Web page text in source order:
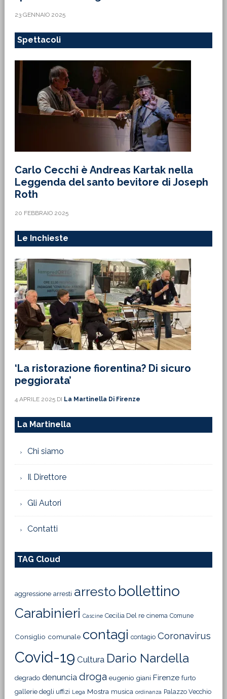
23 GENNAIO 2025
Spettacoli
Carlo Cecchi è Andreas Kartak nella
Leggenda del santo bevitore di Joseph
Roth
20 FEBBRAIO 2025
Le Inchieste
‘La ristorazione fiorentina? Di sicuro
peggiorata’
4 APRILE 2025DI La Martinella Di Firenze
La Martinella
Chi siamo
Il Direttore
Gli Autori
Contatti
TAG Cloud
aggressione arresti arresto bollettino
Carabinieri Cascine Cecilia Del re cinema Comune
Consiglio comunale contagi contagio Coronavirus
Covid-19 Cultura Dario Nardella
degrado denuncia droga eugenio giani Firenze furto
gallerie degli uffizi Lega Mostra musica ordinanza Palazzo Vecchio